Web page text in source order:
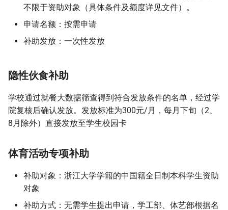
不限于资助对象（具体条件及额度详见文件）。
申请名额：按需申请
补助发放：一次性发放
隐性伙食补助
学校通过就餐大数据筛查得到符合发放条件的名单，经过学
院复核后确认发放。发放标准为300元/月，每月下旬（2、
8月除外）直接发放至学生校园卡
体育活动专项补助
补助对象：浙江大学学籍的中国籍全日制本科学生资助
对象
补助方式：无需学生提出申请，学工部、体艺部根据名